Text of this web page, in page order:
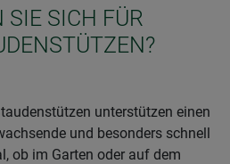
SIE SICH FÜR
unterstützen einen
und besonders schnell
ob im Garten oder auf dem